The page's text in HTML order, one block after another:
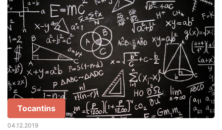
Tocantins
04.12.2019